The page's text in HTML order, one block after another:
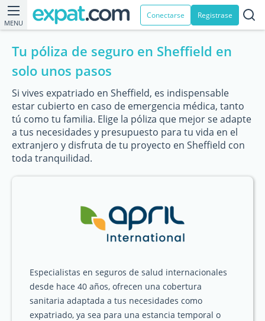
MENU
Conectarse Registrase
Tu póliza de seguro en Sheffield en
solo unos pasos
Si vives expatriado en Sheffield, es indispensable
estar cubierto en caso de emergencia médica, tanto
tú como tu familia. Elige la póliza que mejor se adapte
a tus necesidades y presupuesto para tu vida en el
extranjero y disfruta de tu proyecto en Sheffield con
toda tranquilidad.
Especialistas en seguros de salud internacionales
desde hace 40 años, ofrecen una cobertura
sanitaria adaptada a tus necesidades como
expatriado, ya sea para una estancia temporal o